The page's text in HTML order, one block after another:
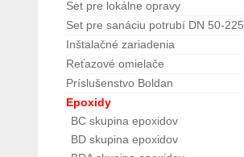
Set pre lokálne opravy
Set pre sanáciu potrubí DN 50-225
Inštalačné zariadenia
Reťazové omielače
Príslušenstvo Boldan
Epoxidy
BC skupina epoxidov
BD skupina epoxidov